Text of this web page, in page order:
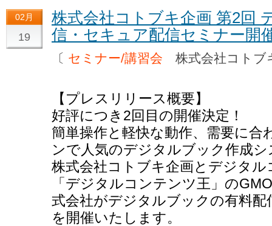
02月
19
株式会社コトブキ企画 第2回
信・セキュア配信セミナー開
〔 セミナー/講習会 株式会社コト
【プレスリリース概要】
好評につき2回目の開催決定！
簡単操作と軽快な動作、需要に合
ンで人気のデジタルブック作成
株式会社コトブキ企画とデジタ
「デジタルコンテンツ王」の
式会社がデジタルブックの有料
を開催いたします。